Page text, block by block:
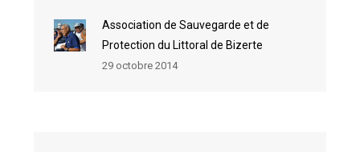
Association de Sauvegarde et de
Protection du Littoral de Bizerte
29 octobre 2014